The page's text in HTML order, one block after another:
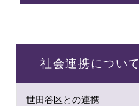
社会連携について
世田谷区との連携